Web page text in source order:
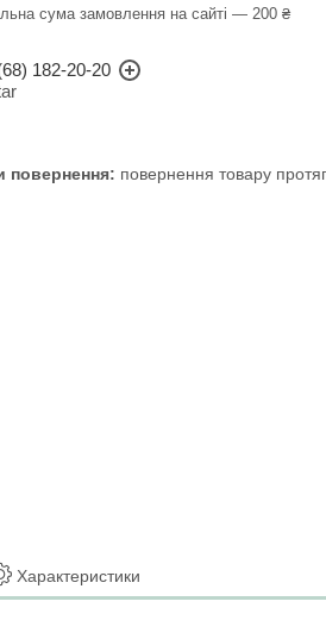
сума замовлення на сайті — 200 ₴
182-20-20
повернення товару
Характеристики